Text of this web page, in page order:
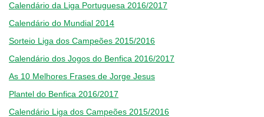
Calendário da Liga Portuguesa 2016/2017
Calendário do Mundial 2014
Sorteio Liga dos Campeões 2015/2016
Calendário dos Jogos do Benfica 2016/2017
As 10 Melhores Frases de Jorge Jesus
Plantel do Benfica 2016/2017
Calendário Liga dos Campeões 2015/2016